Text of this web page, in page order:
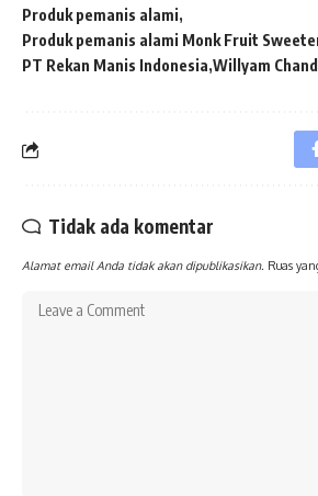
Produk pemanis alami
Produk pemanis alami Monk Fruit
PT Rekan Manis Indonesia Willyam
Tidak ada komentar
Alamat email Anda tidak akan dipublikasikan. Ruas